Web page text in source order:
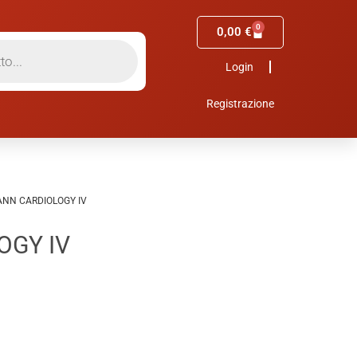
0,00€ 0
Login
Registrazione
CARDIOLOGY IV
IV